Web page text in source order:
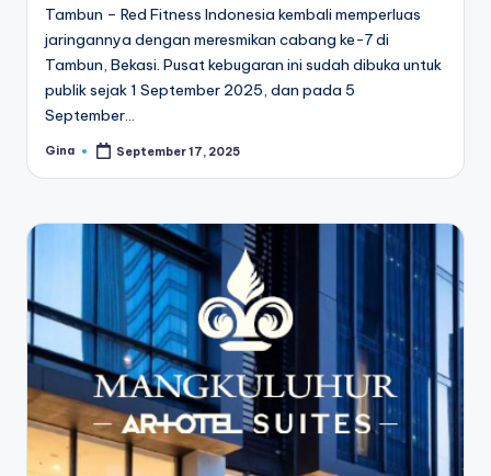
Tambun – Red Fitness Indonesia kembali memperluas
jaringannya dengan meresmikan cabang ke-7 di
Tambun, Bekasi. Pusat kebugaran ini sudah dibuka untuk
publik sejak 1 September 2025, dan pada 5
September…
Posted
Gina September 17, 2025